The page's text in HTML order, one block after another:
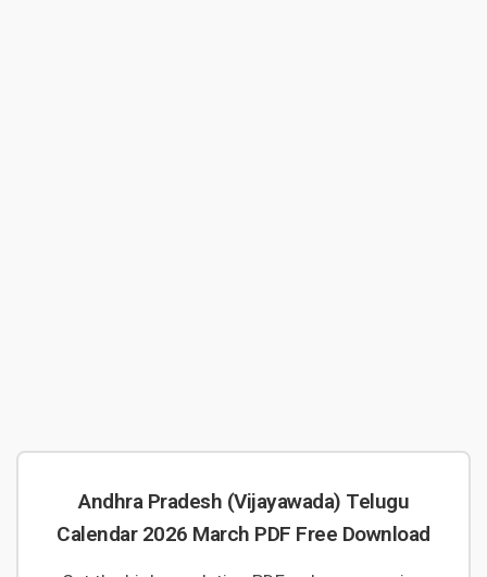
Andhra Pradesh (Vijayawada) Telugu
Calendar 2026 March PDF Free Download